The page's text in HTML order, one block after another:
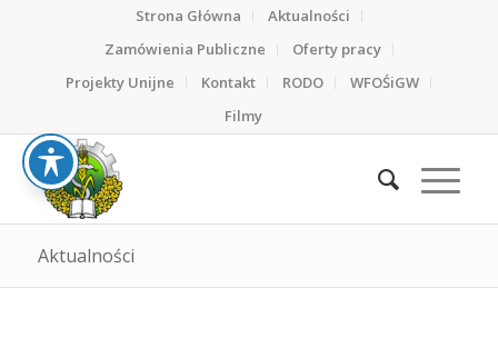
Strona Główna
Aktualności
Zamówienia Publiczne
Oferty pracy
Projekty Unijne
Kontakt RODO
WFOŚiGW
Filmy
Aktualności